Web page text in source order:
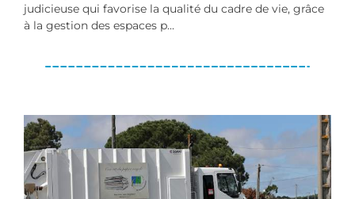
judicieuse qui favorise la qualité du cadre de vie, grâce
à la gestion des espaces p...